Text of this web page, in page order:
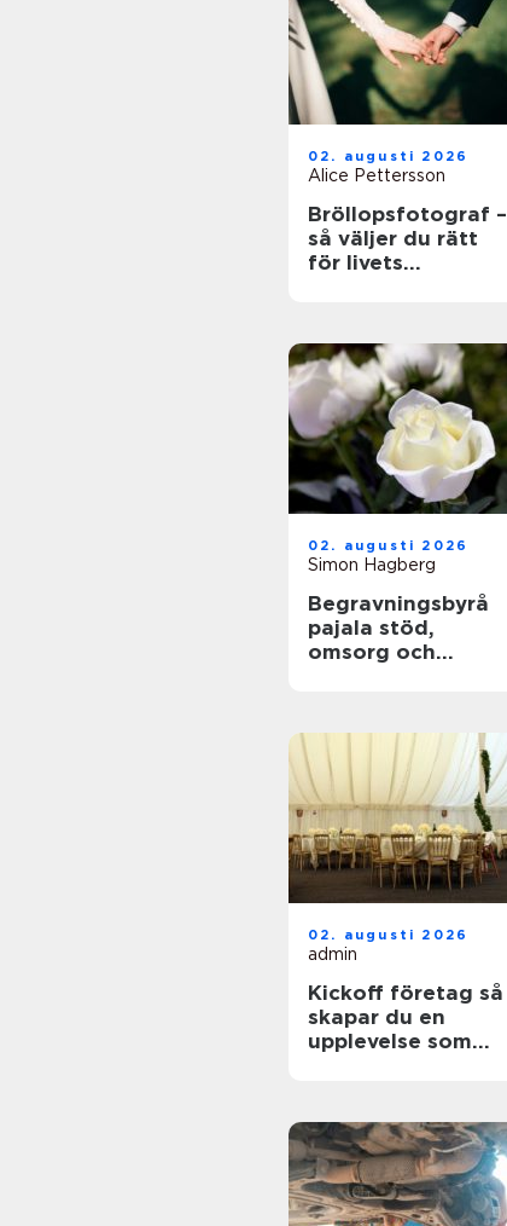
02. augusti 2026
Alice Pettersson
Bröllopsfotograf –
så väljer du rätt
för livets
02. augusti 2026
Simon Hagberg
Begravningsbyrå
pajala stöd,
omsorg och
02. augusti 2026
admin
Kickoff företag så
skapar du en
upplevelse som